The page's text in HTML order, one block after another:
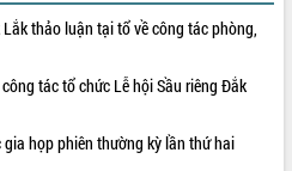
thảo luận tại tổ về công tác phòng,
tác tổ chức Lễ hội Sầu riêng Đắk
họp phiên thường kỳ lần thứ hai